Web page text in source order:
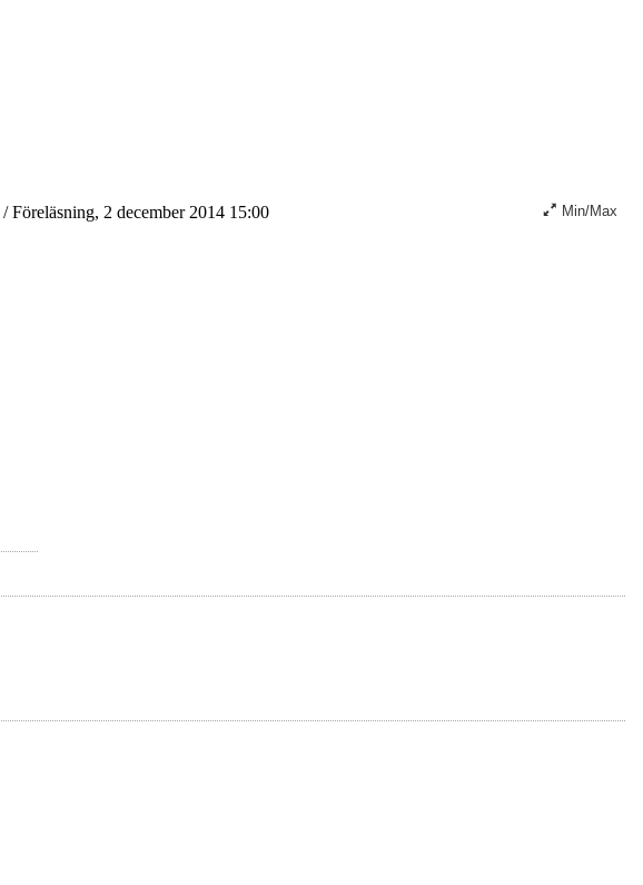
/Föreläsning, 2 december 2014 15:00 Min/Max